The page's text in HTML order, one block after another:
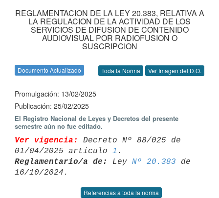
REGLAMENTACION DE LA LEY 20.383, RELATIVA A
LA REGULACION DE LA ACTIVIDAD DE LOS
SERVICIOS DE DIFUSION DE CONTENIDO
AUDIOVISUAL POR RADIOFUSION O
SUSCRIPCION
Documento Actualizado Toda la Norma Ver Imagen del D.O.
Promulgación: 13/02/2025
Publicación: 25/02/2025
El Registro Nacional de Leyes y Decretos del presente
semestre aún no fue editado.
Ver vigencia:
Decreto Nº 88/025 de
01/04/2025 artículo 1
Reglamentario/a de:
Ley Nº 20.383 de
Referencias a toda la norma